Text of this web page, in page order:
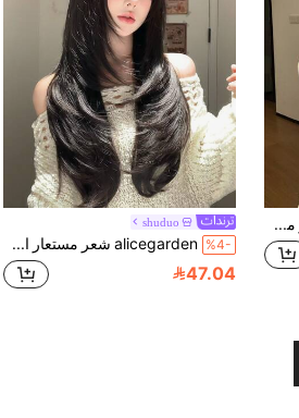
alicegarden باروكة شعر مستعار قصيرة بوب طبيعية مموجة بطول 12 بوصة باللون الأسود البني. مصممة مع غرة، هذه القطعة الشعرية الاصطناعية مثالية للاستخدام اليومي للسيدات، وتوفر مظهرًا طبيعيًا وواقعيًا يحاكي هدية للسيدات. shuduo
%4- alicegarden شعر مستعار اصطناعي بطول 26 بوصة يتميز بأسلوب مستقيم طبيعي بلون أسود مذهل. مصمم مع غرة، هذه القطعة الشعرية المزيفة مثالية للاستخدام اليومي للسيدات، توفر شعر مستعار طبيعي ومتين كهدية للسيدات. (بدون إكسسوارات)
47.04